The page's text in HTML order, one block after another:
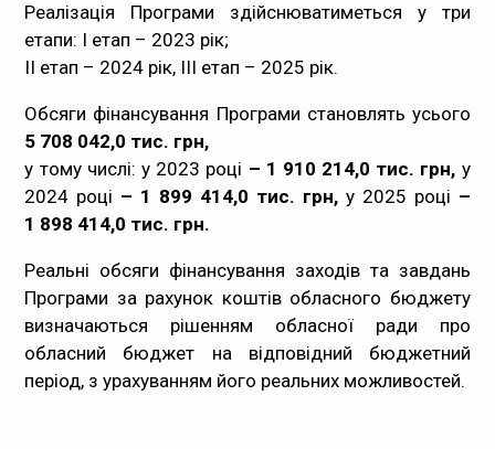
Реалізація Програми здійснюватиметься у три
етапи: І етап – 2023 рік;
ІІ етап – 2024 рік, ІІІ етап – 2025 рік.
Обсяги фінансування Програми становлять усього
5 708 042,0 тис. грн,
у тому числі: у 2023 році – 1 910 214,0 тис. грн, у
2024 році – 1 899 414,0 тис. грн, у 2025 році –
1 898 414,0 тис. грн.
Реальні обсяги фінансування заходів та завдань
Програми за рахунок коштів обласного бюджету
визначаються рішенням обласної ради про
обласний бюджет на відповідний бюджетний
період, з урахуванням його реальних можливостей.